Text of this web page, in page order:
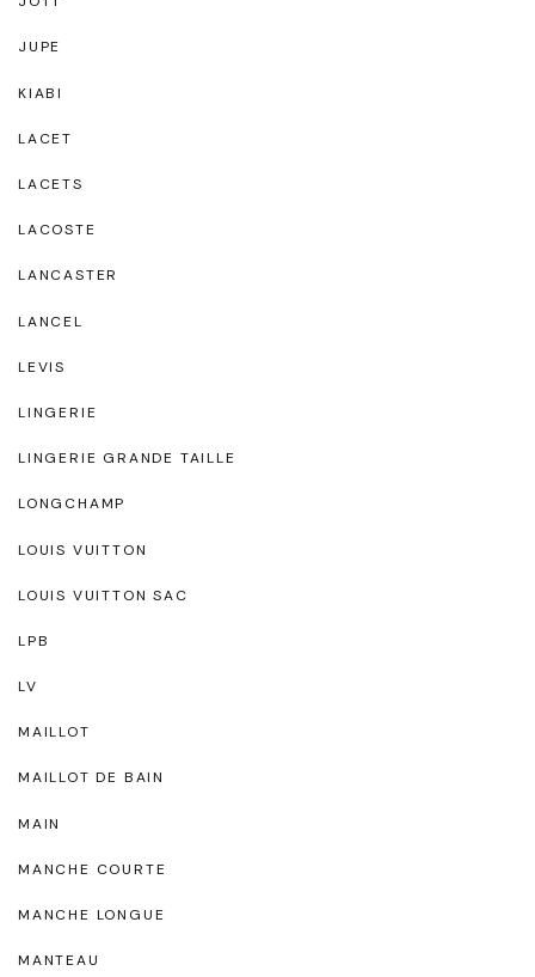
JUPE
KIABI
LACET
LACETS
LACOSTE
LANCASTER
LANCEL
LEVIS
LINGERIE
LINGERIE GRANDE TAILLE
LONGCHAMP
LOUIS VUITTON
LOUIS VUITTON SAC
LPB
LV
MAILLOT
MAILLOT DE BAIN
MAIN
MANCHE COURTE
MANCHE LONGUE
MANTEAU